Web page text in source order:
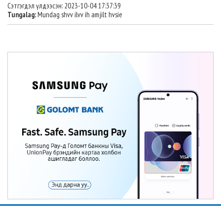
Сэтгэгдэл үлдээсэн: 2023-10-04 17:37:39
Tungalag:Mundag shvv ilvv ih amjilt hvsie